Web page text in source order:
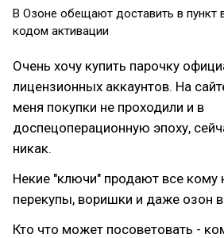
В Озоне обещают доставить в пункт
кодом активации
Очень хочу купить парочку
лицензионных аккаунтов. На
меня покупки не проходили и в
доспецоперационную эпоху,
никак.
Некие "ключи" продают все кому
перекупы, воришки и даже озон
Кто что может посоветовать -